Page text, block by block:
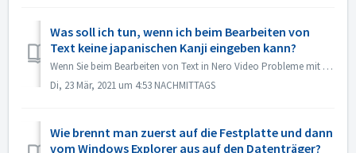
Was soll ich tun, wenn ich beim Bearbeiten von
Text keine japanischen Kanji eingeben kann?
Wenn Sie beim Bearbeiten von Text in Nero Video Probleme mit der Eingabe von japanischen Kanji mit einem Eingabemethoden-Editor, z. B. ATOK, haben, möchten ...
Di, 23 Mär, 2021 um 4:53 NACHMITTAGS
Wie brennt man zuerst auf die Festplatte und dann
vom Windows Explorer aus auf den Datenträger?